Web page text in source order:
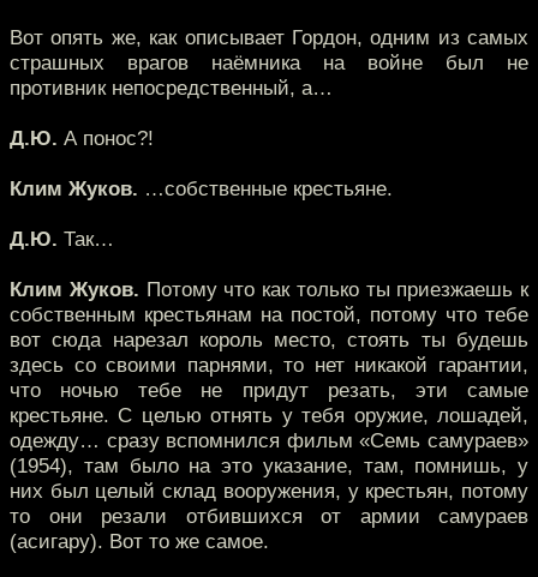
Вот опять же, как описывает Гордон, одним из самых
страшных врагов наёмника на войне был не
противник непосредственный, а…
Д.Ю. А понос?!
Клим Жуков. …собственные крестьяне.
Д.Ю. Так…
Клим Жуков. Потому что как только ты приезжаешь к
собственным крестьянам на постой, потому что тебе
вот сюда нарезал король место, стоять ты будешь
здесь со своими парнями, то нет никакой гарантии,
что ночью тебе не придут резать, эти самые
крестьяне. С целью отнять у тебя оружие, лошадей,
одежду… сразу вспомнился фильм «Семь самураев»
(1954), там было на это указание, там, помнишь, у
них был целый склад вооружения, у крестьян, потому
то они резали отбившихся от армии самураев
(асигару). Вот то же самое.